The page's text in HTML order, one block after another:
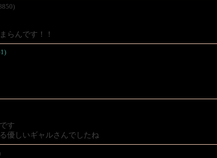
らんです！！
す
優しいギャルさんでしたね